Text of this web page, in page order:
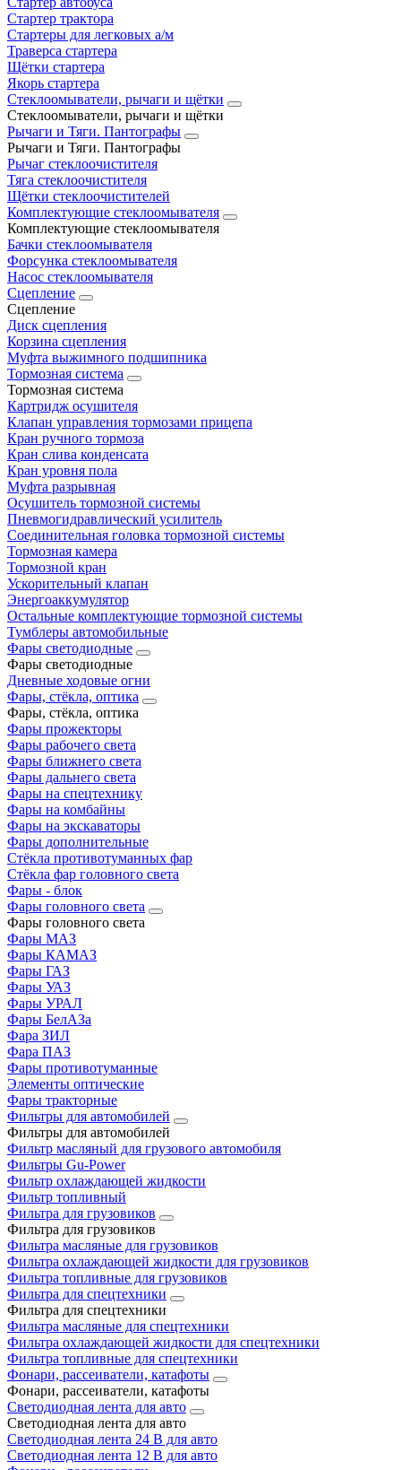
Стартер трактора
Стартеры для легковых а/м
Траверса стартера
Щётки стартера
Якорь стартера
Стеклоомыватели, рычаги и щётки
Стеклоомыватели, рычаги и щётки
Рычаги и Тяги. Пантографы
Рычаги и Тяги. Пантографы
Рычаг стеклоочистителя
Тяга стеклоочистителя
Щётки стеклоочистителей
Комплектующие стеклоомывателя
Комплектующие стеклоомывателя
Бачки стеклоомывателя
Форсунка стеклоомывателя
Насос стеклоомывателя
Сцепление
Сцепление
Диск сцепления
Корзина сцепления
Муфта выжимного подшипника
Тормозная система
Тормозная система
Картридж осушителя
Клапан управления тормозами прицепа
Кран ручного тормоза
Кран слива конденсата
Кран уровня пола
Муфта разрывная
Осушитель тормозной системы
Пневмогидравлический усилитель
Соединительная головка тормозной системы
Тормозная камера
Тормозной кран
Ускорительный клапан
Энергоаккумулятор
Остальные комплектующие тормозной системы
Тумблеры автомобильные
Фары светодиодные
Фары светодиодные
Дневные ходовые огни
Фары, стёкла, оптика
Фары, стёкла, оптика
Фары прожекторы
Фары рабочего света
Фары ближнего света
Фары дальнего света
Фары на спецтехнику
Фары на комбайны
Фары на экскаваторы
Фары дополнительные
Стёкла противотуманных фар
Стёкла фар головного света
Фары - блок
Фары головного света
Фары головного света
Фары МАЗ
Фары КАМАЗ
Фары ГАЗ
Фары УАЗ
Фары УРАЛ
Фары БелАЗа
Фара ЗИЛ
Фара ПАЗ
Фары противотуманные
Элементы оптические
Фары тракторные
Фильтры для автомобилей
Фильтры для автомобилей
Фильтр масляный для грузового автомобиля
Фильтры Gu-Power
Фильтр охлаждающей жидкости
Фильтр топливный
Фильтра для грузовиков
Фильтра для грузовиков
Фильтра масляные для грузовиков
Фильтра охлаждающей жидкости для грузовиков
Фильтра топливные для грузовиков
Фильтра для спецтехники
Фильтра для спецтехники
Фильтра масляные для спецтехники
Фильтра охлаждающей жидкости для спецтехники
Фильтра топливные для спецтехники
Фонари, рассеиватели, катафоты
Фонари, рассеиватели, катафоты
Светодиодная лента для авто
Светодиодная лента для авто
Светодиодная лента 24 В для авто
Светодиодная лента 12 В для авто